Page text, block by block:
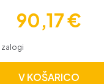
90,17€
zalogi
V KOŠARICO